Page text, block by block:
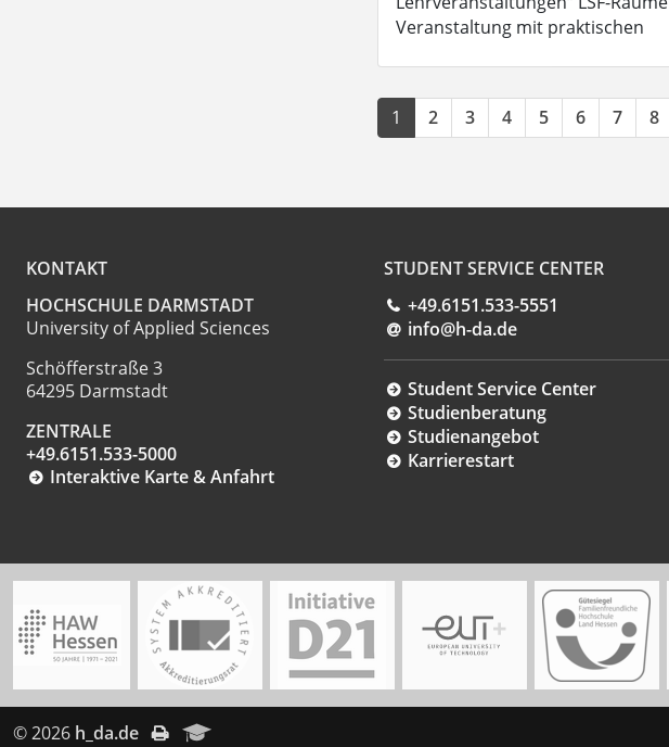
Veranstaltung mit praktischen
1 2 3 4 5 6 7 8
KONTAKT
HOCHSCHULE DARMSTADT
University of Applied Sciences
Schöfferstraße 3
64295 Darmstadt
ZENTRALE
+49.6151.533-5000
Interaktive Karte & Anfahrt
STUDENT SERVICE CENTER
+49.6151.533-5551
info@h-da.de
Student Service Center
Studienberatung
Studienangebot
Karrierestart
© 2026 h_da.de 